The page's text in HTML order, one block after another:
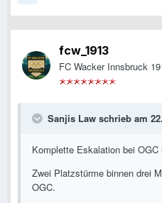
fcw_1913
FC Wacker Innsbruck
Sanjis Law schrieb am
Komplette Eskalation bei
Zwei Platzstürme binnen drei
OGC.